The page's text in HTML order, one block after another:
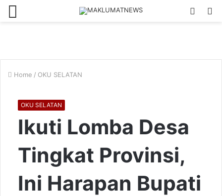
Log
Home / OKU SELATAN
OKU SELATAN
Ikuti Lomba Desa
Tingkat Provinsi,
Ini Harapan Bupati